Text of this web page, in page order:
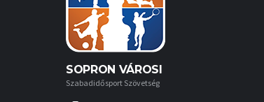
SOPRON VÁROSI
Szabadidősport Szövetség